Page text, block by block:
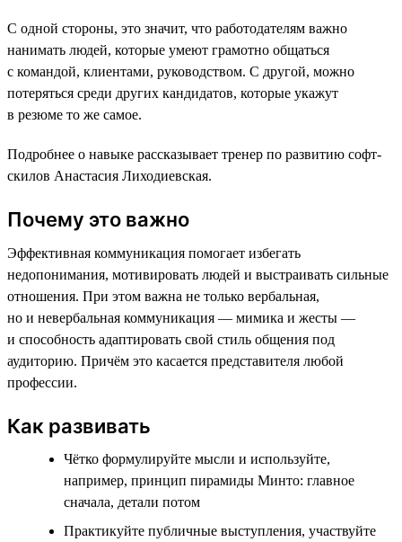
С одной стороны, это значит, что работодателям важно
нанимать людей, которые умеют грамотно общаться
с командой, клиентами, руководством. С другой, можно
потеряться среди других кандидатов, которые укажут
в резюме то же самое.
Подробнее о навыке рассказывает тренер по развитию софт-
скилов Анастасия Лиходиевская.
Почему это важно
Эффективная коммуникация помогает избегать
недопонимания, мотивировать людей и выстраивать сильные
отношения. При этом важна не только вербальная,
но и невербальная коммуникация — мимика и жесты —
и способность адаптировать свой стиль общения под
аудиторию. Причём это касается представителя любой
профессии.
Как развивать
Чётко формулируйте мысли и используйте,
например, принцип пирамиды Минто: главное
сначала, детали потом
Практикуйте публичные выступления, участвуйте